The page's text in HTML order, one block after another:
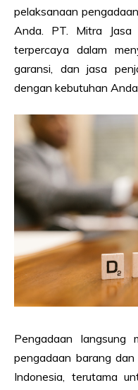
pelaksanaan
Anda. PT. Mitra Jasa
terpercaya dalam
garansi, dan jasa
dengan kebutuhan Anda.
Pengadaan langsung
pengadaan barang
Indonesia, terutama